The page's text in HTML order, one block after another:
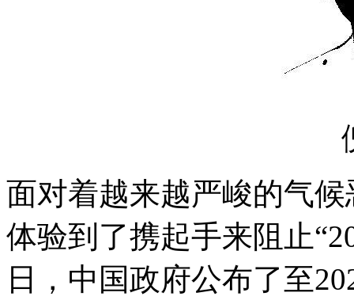
面对着越来越严峻的气
体验到了携起手来阻止
日，中国政府公布了至